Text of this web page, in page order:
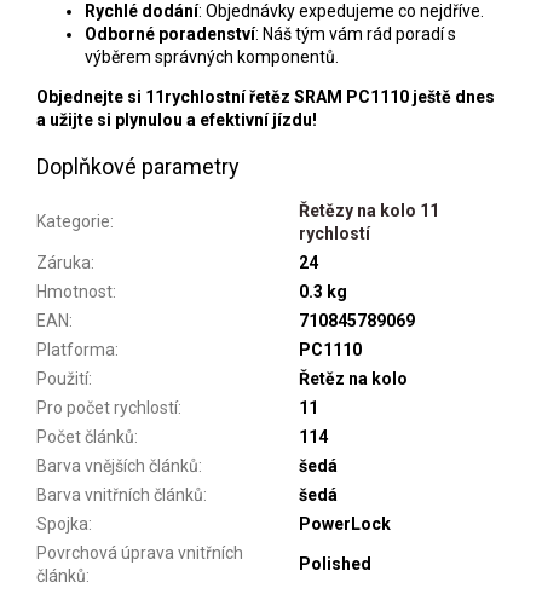
Rychlé dodání: Objednávky expedujeme co nejdříve.
Odborné poradenství: Náš tým vám rád poradí s
výběrem správných komponentů.
Objednejte si 11rychlostní řetěz SRAM PC1110 ještě dnes
a užijte si plynulou a efektivní jízdu!
Doplňkové parametry
Kategorie:
Řetězy na kolo 11
rychlostí
Záruka:
24
Hmotnost:
0.3 kg
EAN:
710845789069
Platforma:
PC1110
Použití:
Řetěz na kolo
Pro počet rychlostí:
11
Počet článků:
114
Barva vnějších článků:
šedá
Barva vnitřních článků:
šedá
Spojka:
PowerLock
Povrchová úprava vnitřních
článků:
Polished